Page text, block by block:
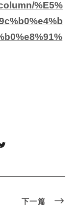
%E5%
下一篇